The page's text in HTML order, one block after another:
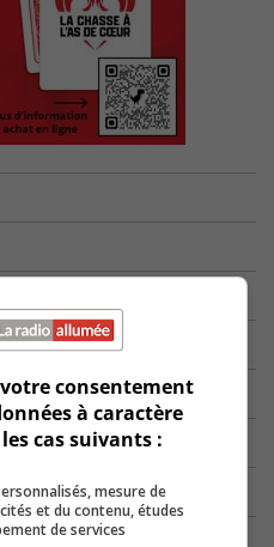
consentement
à caractère
cas suivants :
mesure de
et du contenu, études
de services